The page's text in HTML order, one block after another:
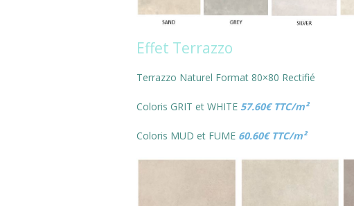
Effet Terrazzo
Terrazzo Naturel Format 80×80 Rectifié
Coloris GRIT et WHITE 57.60€ TTC/m²
Coloris MUD et FUME 60.60€ TTC/m²